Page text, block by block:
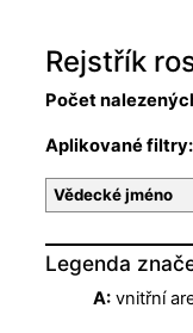
Rejstřík
Počet
Aplikované filtry:
Vědecké jméno
Legenda
A:vnitřní